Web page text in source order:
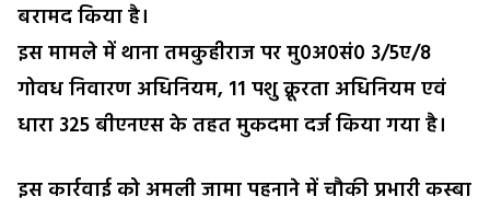
बरामद किया है।
इस मामले में थाना तमकुहीराज पर मु0अ0सं0 3/5ए/8
गोवध निवारण अधिनियम, 11 पशु क्रूरता अधिनियम एवं
धारा 325 बीएनएस के तहत मुकदमा दर्ज किया गया है।
इस कार्रवाई को अमली जामा पहनाने में चौकी प्रभारी कस्बा